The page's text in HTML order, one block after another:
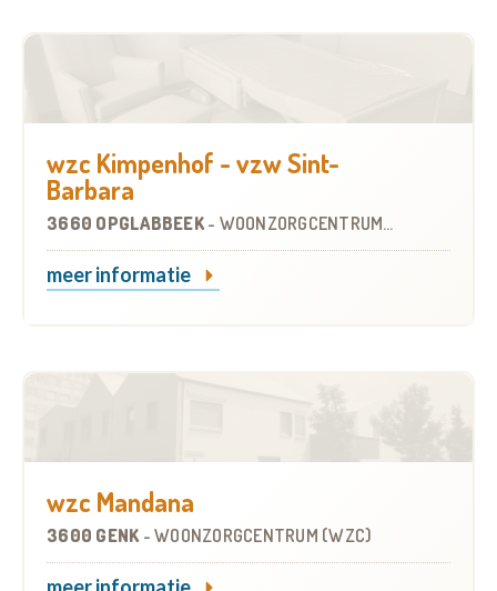
wzc Kimpenhof - vzw Sint-
Barbara
3660 OPGLABBEEK- WOONZORGCENTRUM (WZC)
meer informatie
wzc Mandana
3600 GENK - WOONZORGCENTRUM (WZC)